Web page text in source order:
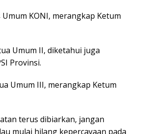
KONI, merangkap Ketum
Umum II, diketahui juga
Provinsi.
Umum III, merangkap Ketum
terus dibiarkan, jangan
mulai hilang kepercayaan pada